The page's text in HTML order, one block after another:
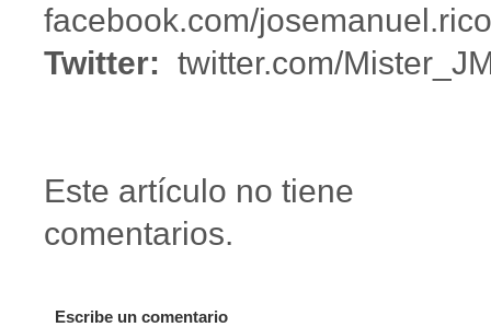
facebook.com/
Twitter: twitter.com/
Este artículo no tiene
comentarios.
Escribe un comentario